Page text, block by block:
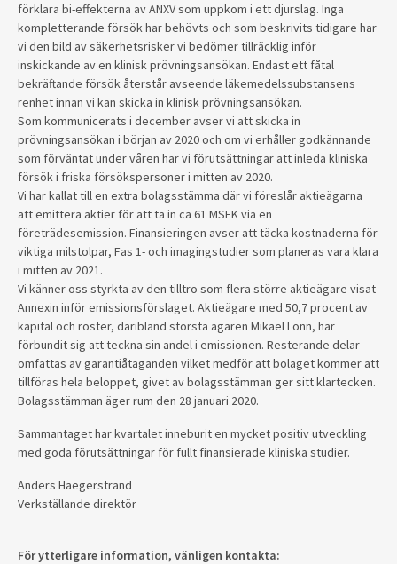
förklara bi-effekterna av ANXV som uppkom i ett djurslag. Inga
kompletterande försök har behövts och som beskrivits tidigare har
vi den bild av säkerhetsrisker vi bedömer tillräcklig inför
inskickande av en klinisk prövningsansökan. Endast ett fåtal
bekräftande försök återstår avseende läkemedelssubstansens
renhet innan vi kan skicka in klinisk prövningsansökan.
Som kommunicerats i december avser vi att skicka in
prövningsansökan i början av 2020 och om vi erhåller godkännande
som förväntat under våren har vi förutsättningar att inleda kliniska
försök i friska försökspersoner i mitten av 2020.
Vi har kallat till en extra bolagsstämma där vi föreslår aktieägarna
att emittera aktier för att ta in ca 61 MSEK via en
företrädesemission. Finansieringen avser att täcka kostnaderna för
viktiga milstolpar, Fas 1- och imagingstudier som planeras vara klara
i mitten av 2021.
Vi känner oss styrkta av den tilltro som flera större aktieägare visat
Annexin inför emissionsförslaget. Aktieägare med 50,7 procent av
kapital och röster, däribland största ägaren Mikael Lönn, har
förbundit sig att teckna sin andel i emissionen. Resterande delar
omfattas av garantiåtaganden vilket medför att bolaget kommer att
tillföras hela beloppet, givet av bolagsstämman ger sitt klartecken.
Bolagsstämman äger rum den 28 januari 2020.
Sammantaget har kvartalet inneburit en mycket positiv utveckling
med goda förutsättningar för fullt finansierade kliniska studier.
Anders Haegerstrand
Verkställande direktör
För ytterligare information, vänligen kontakta: